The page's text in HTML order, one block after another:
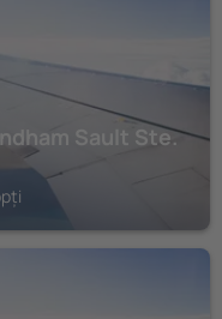
Sault Ste.